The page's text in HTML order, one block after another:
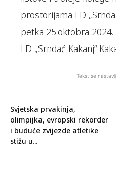
prostorijama LD
petka 25.oktobra
LD „Srndać-Kakanj“
Tekst se
Svjetska prvakinja,
olimpijka, evropski rekorder
i buduće zvijezde atletike
stižu u...